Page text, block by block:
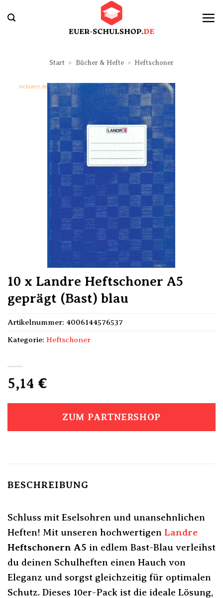
Inhalt
Start » Bücher & Hefte » Heftschoner
10 x Landre Heftschoner A5
geprägt (Bast) blau
5,14 €
ZUM PARTNERSHOP
Artikelnummer: 4006144576537
Kategorie: Heftschoner
BESCHREIBUNG
Schluss mit Eselsohren und unansehnlichen
Heften! Mit unseren hochwertigen Landre
Heftschonern A5 in edlem Bast-Blau verleihst
du deinen Schulheften einen Hauch von
Eleganz und sorgst gleichzeitig für optimalen
Schutz. Dieses 10er-Pack ist die ideale Lösung,